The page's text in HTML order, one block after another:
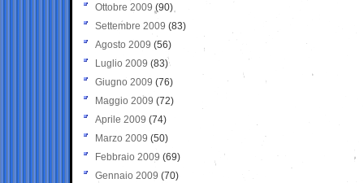
Ottobre 2009 (90)
Settembre 2009 (83)
Agosto 2009 (56)
Luglio 2009 (83)
Giugno 2009 (76)
Maggio 2009 (72)
Aprile 2009 (74)
Marzo 2009 (50)
Febbraio 2009 (69)
Gennaio 2009 (70)